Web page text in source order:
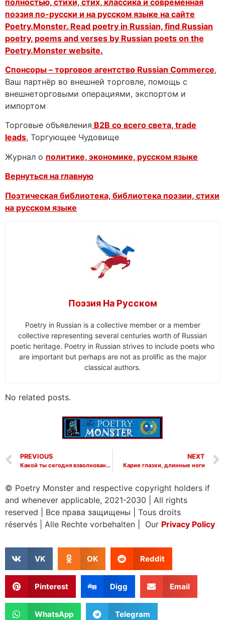
поэзия по-русски и на русском языке на сайте
Poetry.Monster. Read poetry in Russian, find Russian
poetry, poems and verses by Russian poets on the
Poetry.Monster website.
Спонсоры – торговое агентство Russian Commerce,
Ваш партнёр во внешней торговле, помощь с
внешнеторговыми операциями, экспортом и
импортом
Торговые объявления B2B со всего света, trade
leads, Торгующее Чудовище
Журнал о политике, экономике, русском языке
Вернуться на главную
Поэтическая библиотека, библиотека поэзии, стихи
на русском языке
Поэзия На Русском
Poetry in Russian is a collective member or a member
collective representing several centuries worth of Russian
poetic heritage. Poetry in Russian strives to include poets who
are important but perhaps are not as prolific as the major
classical authors.
No related posts.
PREVIOUS
Какой ты сегодня взволнованный
NEXT
Карие глазки, длинные ноги
© Poetry Monster and respective copyright holders if
and whenever applicable, 2021-2030
All rights
reserved
Все права защищены
Tous droits
réservés
Alle Rechte vorbehalten | Our Privacy Policy
VK OK Reddit
Pinterest Digg Email
WhatsApp Telegram